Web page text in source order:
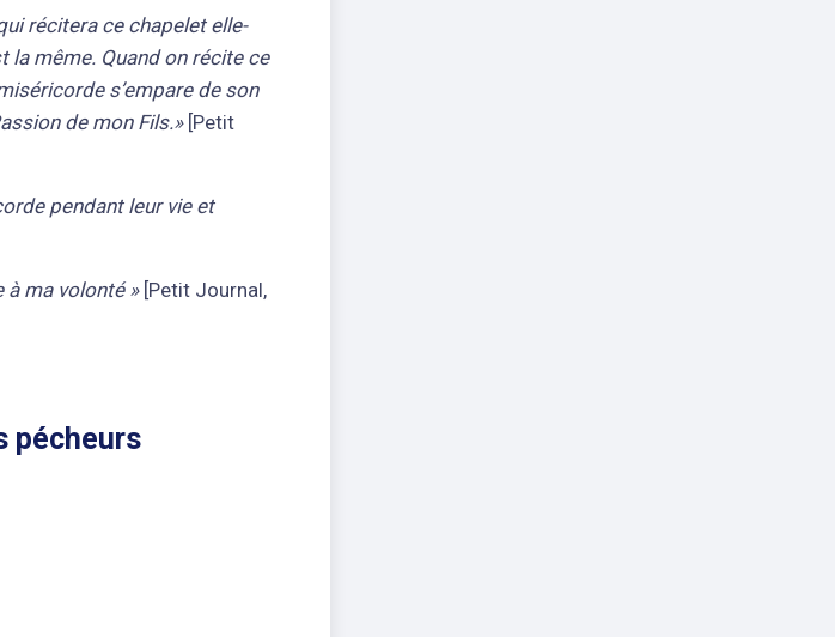
récitera ce chapelet elle-
la même. Quand on récite ce
s’empare de son
de mon Fils.»[Petit
pendant leur vie et
ma volonté »[Petit Journal,
pécheurs